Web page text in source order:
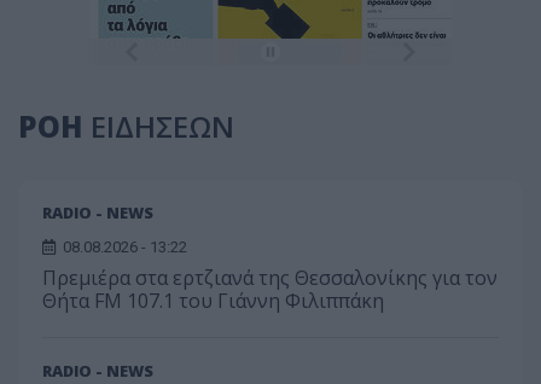
ΡΟΗ ΕΙΔΗΣΕΩΝ
RADIO - NEWS
08.08.2026 - 13:22
Πρεμιέρα στα ερτζιανά της Θεσσαλονίκης για τον
Θήτα FM 107.1 του Γιάννη Φιλιππάκη
RADIO - NEWS